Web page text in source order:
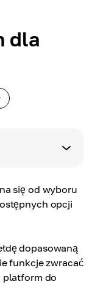
dla
się od wyboru
opcji
dopasowaną
funkcje zwracać
platform do